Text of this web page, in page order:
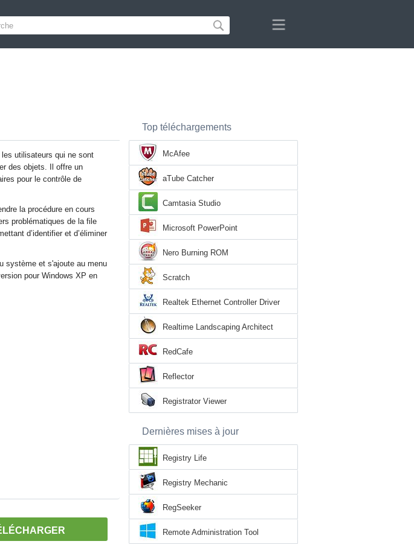
utilisateurs qui ne sont
des objets. Il offre un
pour le contrôle de
la procédure en cours
problématiques de la file
d’identifier et d’éliminer
système et s'ajoute au menu
pour Windows XP en
Top téléchargements
McAfee
aTube Catcher
Camtasia Studio
Microsoft PowerPoint
Nero Burning ROM
Scratch
Realtek Ethernet Controller Driver
Realtime Landscaping Architect
RedCafe
Reflector
Registrator Viewer
Dernières mises à jour
Registry Life
Registry Mechanic
RegSeeker
Remote Administration Tool